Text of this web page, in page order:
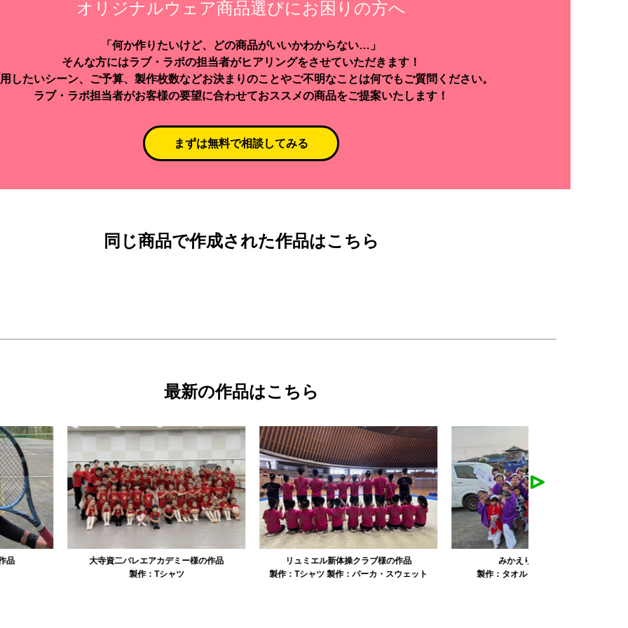
オリジナルウェア商品選びにお困りの方へ
「何か作りたいけど、どの商品がいいかわからない…」
そんな方にはラブ・ラボの担当者がヒアリングをさせていただきます！
したいシーン、ご予算、製作枚数などお決まりのことやご不明なことは何でもご質問ください。
ラブ・ラボ担当者がお客様の要望に合わせておススメの商品をご提案いたします！
まずは無料で相談してみる
同じ商品で作成された作品はこちら
最新の作品はこちら
二バレエアカデミー様の作品
リュミエル新体操クラブ様の作品
製作：
パーカ・スウェット
みかえり美人様の作品
製作：タオル 製作： その他グッズ